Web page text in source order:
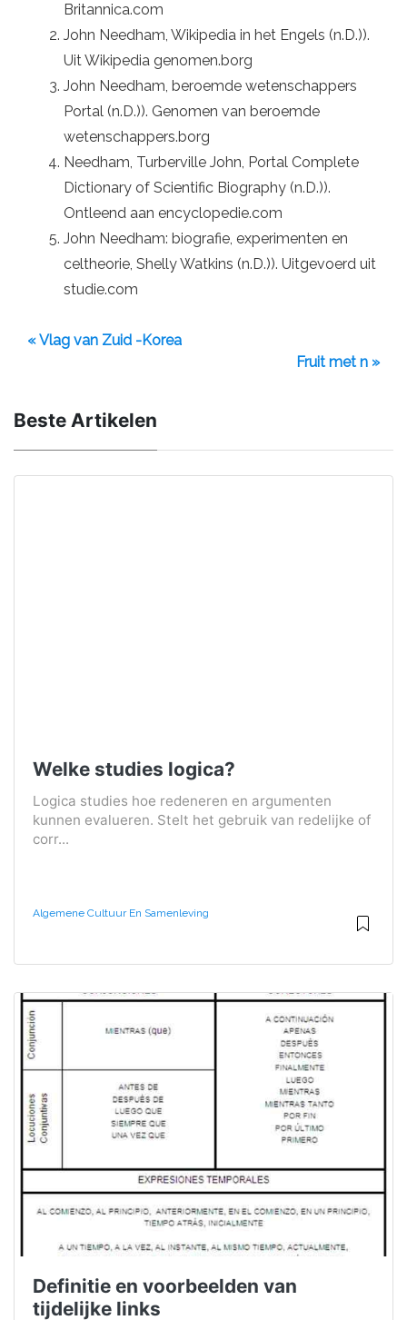
Britannica.com
John Needham, Wikipedia in het Engels (n.D.)).
Uit Wikipedia genomen.borg
John Needham, beroemde wetenschappers
Portal (n.D.)). Genomen van beroemde
wetenschappers.borg
Needham, Turberville John, Portal Complete
Dictionary of Scientific Biography (n.D.)).
Ontleend aan encyclopedie.com
John Needham: biografie, experimenten en
celtheorie, Shelly Watkins (n.D.)). Uitgevoerd uit
studie.com
« Vlag van Zuid -Korea
Fruit met n »
Beste Artikelen
Welke studies logica?
Logica studies hoe redeneren en argumenten
kunnen evalueren. Stelt het gebruik van redelijke of
corr...
Algemene Cultuur En Samenleving
Definitie en voorbeelden van
tijdelijke links